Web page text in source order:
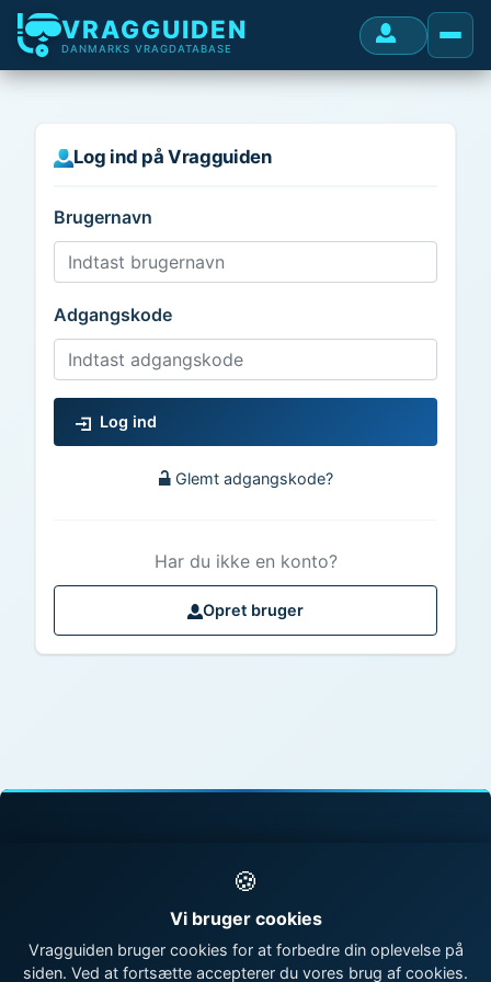
VRAGGUIDEN
DANMARKS VRAGDATABASE
Log ind på Vragguiden
Brugernavn
Adgangskode
Log ind
Glemt adgangskode?
Har du ikke en konto?
Opret bruger
vragdatabase
| Om Vragguiden
🍪
Vi bruger cookies
Vragguiden bruger cookies for at forbedre din oplevelse på
siden. Ved at fortsætte accepterer du vores brug af cookies.